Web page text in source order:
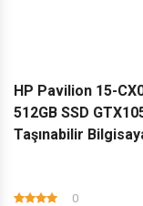
HP Pavilion 15-
512GB SSD
Taşınabilir
0